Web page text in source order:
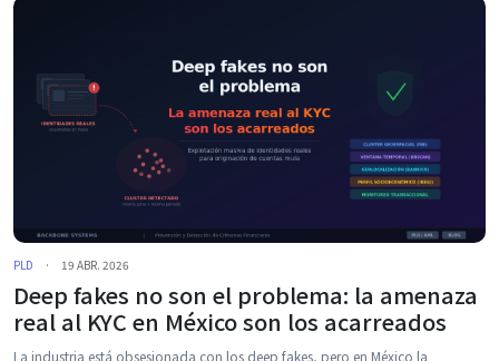
PLD · 19 ABR. 2026
Deep fakes no son el problema: la amenaza
real al KYC en México son los acarreados
La industria está obsesionada con los deep fakes, pero en México la